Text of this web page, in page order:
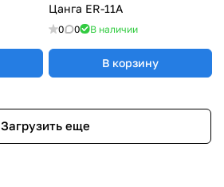
Цанга ER-11A
0 0 В наличии
В корзину
Загрузить еще